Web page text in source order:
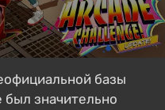
базы
значительно